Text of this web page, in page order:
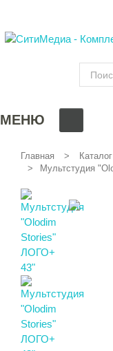
МЕНЮ
Главная
Мультстудия